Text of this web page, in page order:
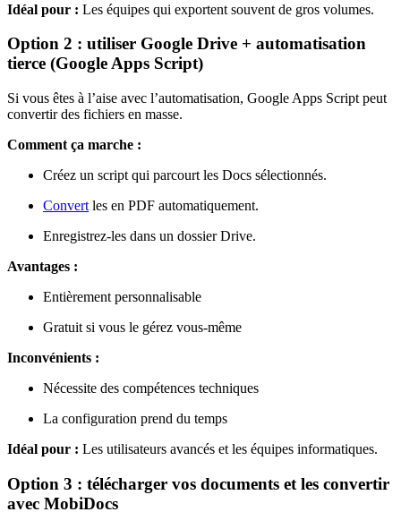
Idéal pour : Les équipes qui exportent souvent de gros volumes.
Option 2 : utiliser Google Drive + automatisation
tierce (Google Apps Script)
Si vous êtes à l’aise avec l’automatisation, Google Apps Script peut
convertir des fichiers en masse.
Comment ça marche :
Créez un script qui parcourt les Docs sélectionnés.
Convert les en PDF automatiquement.
Enregistrez-les dans un dossier Drive.
Avantages :
Entièrement personnalisable
Gratuit si vous le gérez vous-même
Inconvénients :
Nécessite des compétences techniques
La configuration prend du temps
Idéal pour : Les utilisateurs avancés et les équipes informatiques.
Option 3 : télécharger vos documents et les convertir
avec MobiDocs